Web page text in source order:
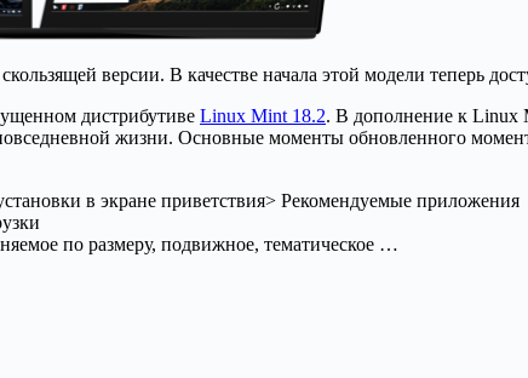
версии. В качестве начала этой модели теперь
дистрибутиве Linux Mint 18.2. В дополнение к Linux
жизни. Основные моменты обновленного
в экране приветствия> Рекомендуемые приложения
по размеру, подвижное, тематическое …